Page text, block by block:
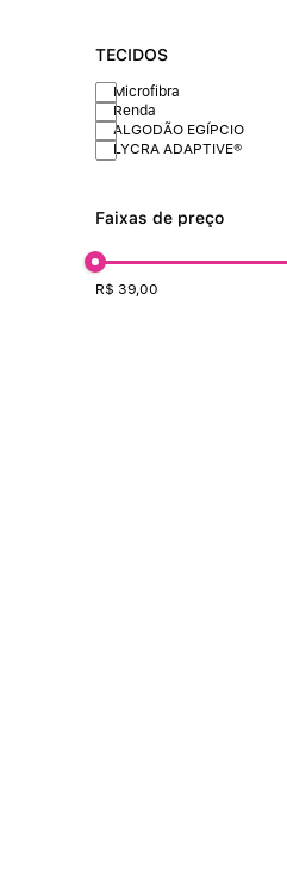
TECIDOS
Microfibra
Renda
ALGODÃO EGÍPCIO
LYCRA ADAPTIVE®
Faixas de preço
R$ 39,00